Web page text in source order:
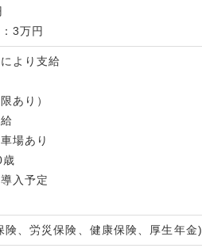
3万円
より支給
あり）
場あり
入予定
険、労災保険、健康保険、厚生年金)